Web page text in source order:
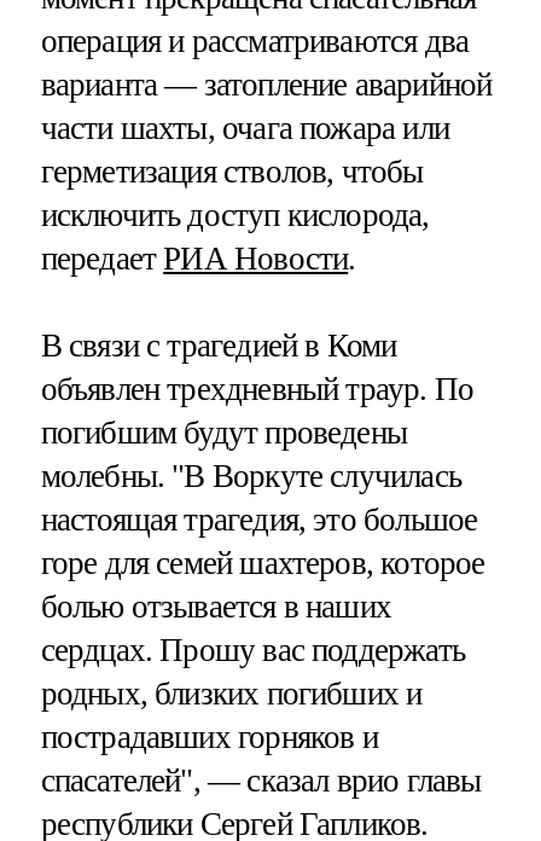
операция и рассматриваются два
варианта — затопление аварийной
части шахты, очага пожара или
герметизация стволов, чтобы
исключить доступ кислорода,
передаетРИА Новости.
В связи с трагедией в Коми
объявлен трехдневный траур. По
погибшим будут проведены
молебны. "В Воркуте случилась
настоящая трагедия, это большое
горе для семей шахтеров, которое
болью отзывается в наших
сердцах. Прошу вас поддержать
родных, близких погибших и
пострадавших горняков и
спасателей", — сказал врио главы
республики Сергей Гапликов.